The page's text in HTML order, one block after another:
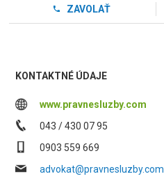
ZAVOLAŤ
KONTAKTNÉ ÚDAJE
www.pravnesluzby.com
043 / 430 07 95
0903 559 669
advokat@pravnesluzby.com